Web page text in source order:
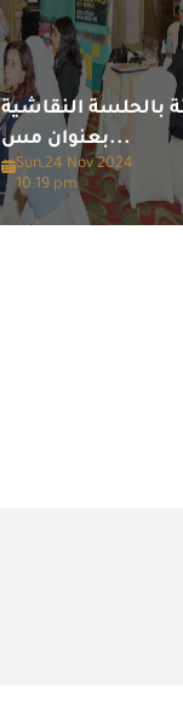
بالحلسة النقاشية
بعنوان مس...
Sun,24 Nov 2024
10:19 pm